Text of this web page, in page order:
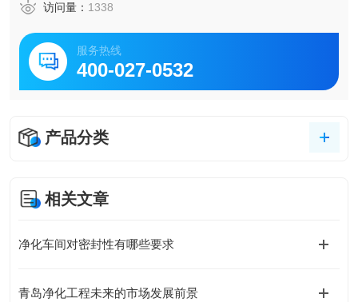
访问量： 1338
服务热线
400-027-0532
产品分类
相关文章
净化车间对密封性有哪些要求
青岛净化工程未来的市场发展前景